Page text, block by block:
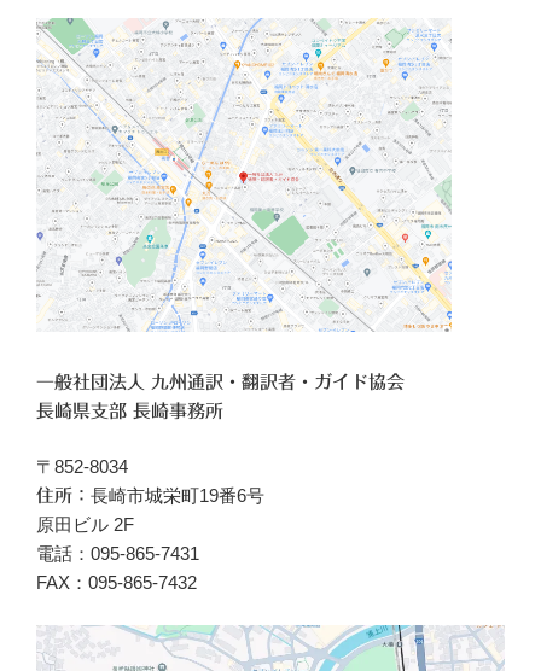
一般社団法人 九州通訳・翻訳者・ガイド協会
長崎県支部 長崎事務所
〒852-8034
住所： 長崎市城栄町19番6号
原田ビル 2F
電話：095-865-7431
FAX：095-865-7432